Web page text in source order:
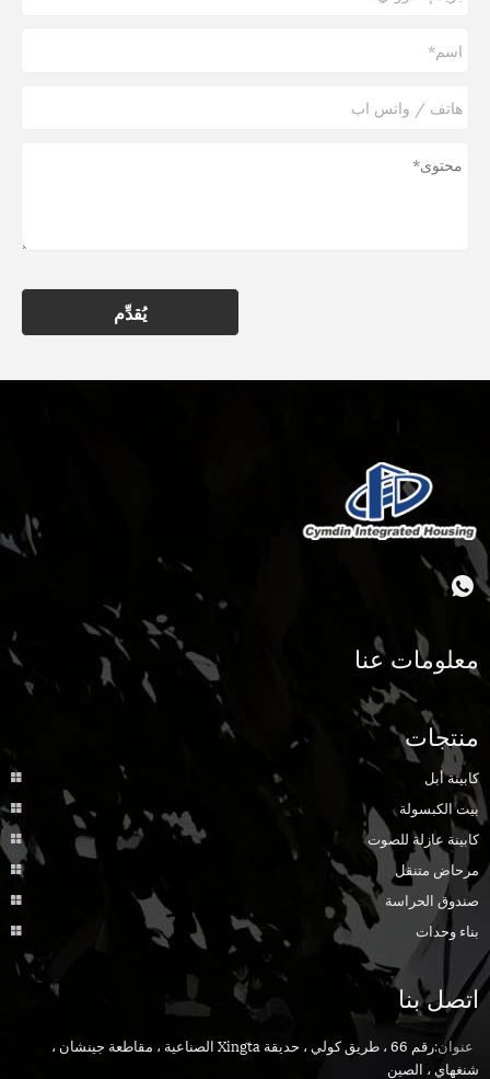
يُقدِّم
معلومات عنا
منتجات
كابينة أبل
بيت الكبسولة
كابينة عازلة للصوت
مرحاض متنقل
صندوق الحراسة
بناء وحدات
اتصل بنا
عنوان:
رقم 66 ، طريق كولي ، حديقة Xingta الصناعية ، مقاطعة جينشان ،
شنغهاي ، الصين